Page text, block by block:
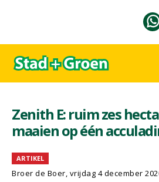
Zenith E: ruim zes
maaien op één
ARTIKEL
Broer de Boer, vrijdag 4 december